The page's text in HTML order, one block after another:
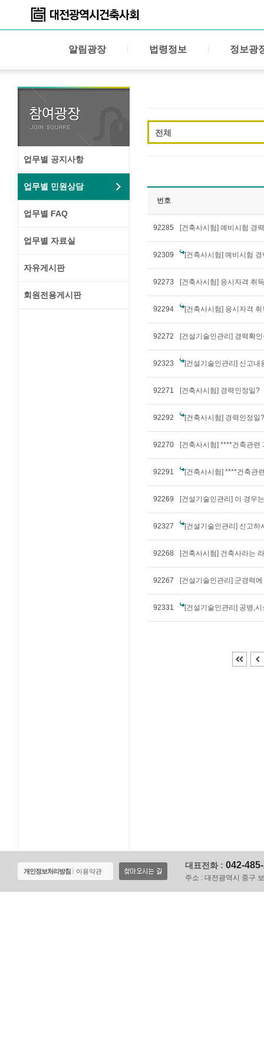
알림광장 법령정보 정보광
업무별 공지사항
업무별 민원상담
업무별 FAQ
업무별 자료실
자유게시판
회원전용게시판
전체
번호
92285 [건축사시험] 예비시험 경
92309 [건축사시험] 예비시험
92273 [건축사시험] 응시자격 취
92294 [건축사시험] 응시자격
92272 [건설기술인관리] 경력확
92323 [건설기술인관리] 신고
92271 [건축사시험] 경력인정일?
92292 [건축사시험] 경력인정일?
92270 [건축사시험] ****건축관련
92291 [건축사시험] ****건축관
92269 [건설기술인관리] 이 경우
92327 [건설기술인관리] 신고하
92268 [건축사시험] 건축사라는
92267 [건설기술인관리] 군경력
92331 [건설기술인관리] 공병,
개인정보처리방침 이용약관
대표전화 : 042-
주소 : 대전광역시 중구